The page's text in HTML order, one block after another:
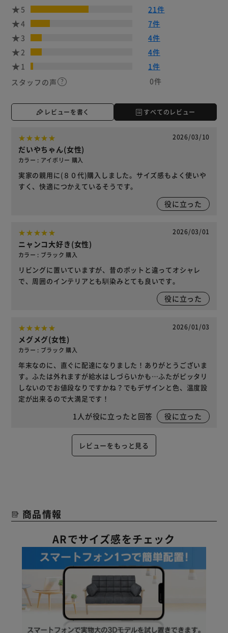
5
21件
4
7件
3
4件
2
4件
1
1件
スタッフの声
0件
レビューを書く すべてのレビュー
2026/03/10
だいやちゃん(女性)
カラー : アイボリー 購入
実家の親用に(８０代)購入しました。サイズ感もよく使いや
すく、快適につかえているそうです。
役に立った
2026/03/01
ニャンコ大好き(女性)
カラー : ブラック 購入
リビングに置いていますが、昔のポットと違ってオシャレ
で、周囲のインテリアとも馴染みとても良いです。
役に立った
2026/01/03
メグメグ(女性)
カラー : ブラック 購入
年末なのに、直ぐに配達になりました！ありがとうございま
す。ふたは外れますが給水はしづらいかも…ふたがピッタリ
しないのでお値段なりですかね？でもデザインと色、温度設
定が出来るので大満足です！
1 人が役に立ったと回答 役に立った
レビューをもっと見る
商品情報
ARでサイズ感をチェック